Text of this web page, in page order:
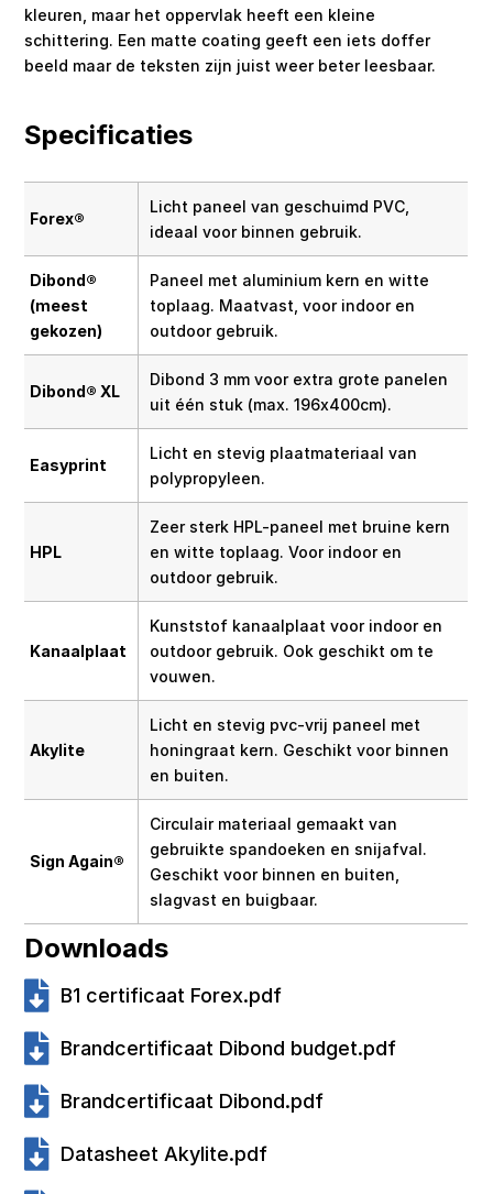
kleuren, maar het oppervlak heeft een kleine
schittering. Een matte coating geeft een iets doffer
beeld maar de teksten zijn juist weer beter leesbaar.
Specificaties
Forex®
Licht paneel van geschuimd PVC,
ideaal voor binnen gebruik.
Dibond®
(meest
gekozen)
Paneel met aluminium kern en witte
toplaag. Maatvast, voor indoor en
outdoor gebruik.
Dibond® XL
Dibond 3 mm voor extra grote panelen
uit één stuk (max. 196x400cm).
Easyprint
Licht en stevig plaatmateriaal van
polypropyleen.
HPL
Zeer sterk HPL-paneel met bruine kern
en witte toplaag. Voor indoor en
outdoor gebruik.
Kanaalplaat
Kunststof kanaalplaat voor indoor en
outdoor gebruik. Ook geschikt om te
vouwen.
Akylite
Licht en stevig pvc-vrij paneel met
honingraat kern. Geschikt voor binnen
en buiten.
Sign Again®
Circulair materiaal gemaakt van
gebruikte spandoeken en snijafval.
Geschikt voor binnen en buiten,
slagvast en buigbaar.
Downloads
B1 certificaat Forex.pdf
Brandcertificaat Dibond budget.pdf
Brandcertificaat Dibond.pdf
Datasheet Akylite.pdf